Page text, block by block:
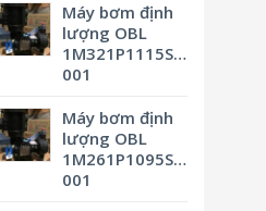
Máy bơm định
lượng OBL
1M321P1115SVBSMV0M3-
001
Máy bơm định
lượng OBL
1M261P1095SVBSMV0M3-
001